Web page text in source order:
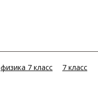
физика 7 класс 7 класс